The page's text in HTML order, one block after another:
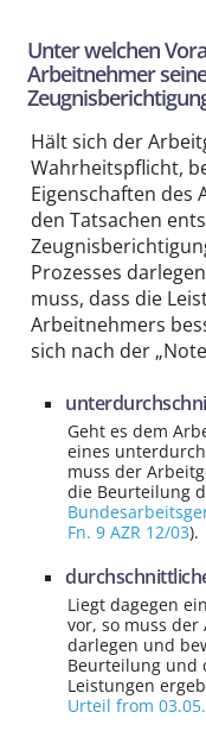
Unter welchen
Arbeitnehmer
Hält sich der
Wahrheitspflicht,
Eigenschaften des
den Tatsachen
Prozesses
muss, dass die
Arbeitnehmers
sich nach der
Geht es dem
eines
muss der
die Beurteilung
Fn. 9 AZR 12/03).
Liegt dagegen
vor, so muss
darlegen und
Beurteilung und
Leistungen
Urteil from